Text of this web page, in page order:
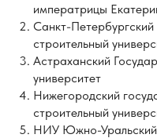
императрицы
Санкт-
строительный
Астраханский
университет
Нижегородский
строительный
НИУ Южно-Уральский